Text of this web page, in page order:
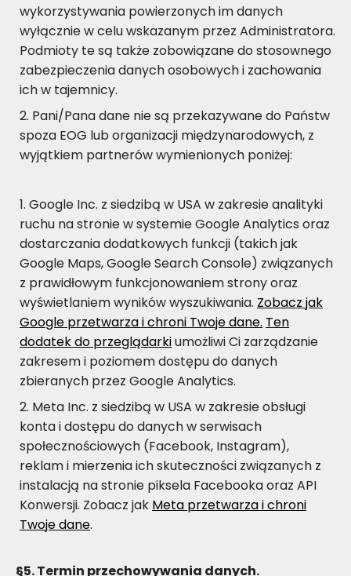
wykorzystywania powierzonych im danych
wyłącznie w celu wskazanym przez Administratora.
Podmioty te są także zobowiązane do stosownego
zabezpieczenia danych osobowych i zachowania
ich w tajemnicy.
Pani/Pana dane nie są przekazywane do Państw
spoza EOG lub organizacji międzynarodowych, z
wyjątkiem partnerów wymienionych poniżej:
Google Inc. z siedzibą w USA w zakresie analityki
ruchu na stronie w systemie Google Analytics oraz
dostarczania dodatkowych funkcji (takich jak
Google Maps, Google Search Console) związanych
z prawidłowym funkcjonowaniem strony oraz
wyświetlaniem wyników wyszukiwania. Zobacz jak
Google przetwarza i chroni Twoje dane. Ten
dodatek do przeglądarkiumożliwi Ci zarządzanie
zakresem i poziomem dostępu do danych
zbieranych przez Google Analytics.
Meta Inc. z siedzibą w USA w zakresie obsługi
konta i dostępu do danych w serwisach
społecznościowych (Facebook, Instagram),
reklam i mierzenia ich skuteczności związanych z
instalacją na stronie piksela Facebooka oraz API
Konwersji. Zobacz jak Meta przetwarza i chroni
Twoje dane.
§5. Termin przechowywania danych.